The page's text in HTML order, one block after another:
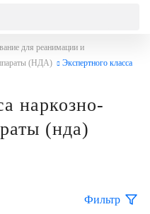
для реанимации и
(НДА) Экспертного класса
наркозно-
(нда)
Фильтр